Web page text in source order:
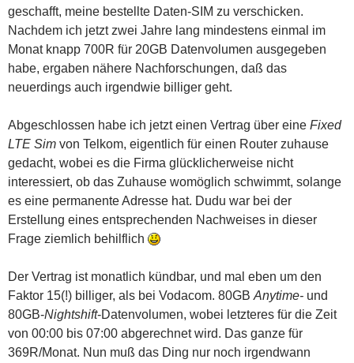
geschafft, meine bestellte Daten-SIM zu verschicken.
Nachdem ich jetzt zwei Jahre lang mindestens einmal im
Monat knapp 700R für 20GB Datenvolumen ausgegeben
habe, ergaben nähere Nachforschungen, daß das
neuerdings auch irgendwie billiger geht.
Abgeschlossen habe ich jetzt einen Vertrag über eine Fixed
LTE Sim von Telkom, eigentlich für einen Router zuhause
gedacht, wobei es die Firma glücklicherweise nicht
interessiert, ob das Zuhause womöglich schwimmt, solange
es eine permanente Adresse hat. Dudu war bei der
Erstellung eines entsprechenden Nachweises in dieser
Frage ziemlich behilflich
Der Vertrag ist monatlich kündbar, und mal eben um den
Faktor 15(!) billiger, als bei Vodacom. 80GB Anytime- und
80GB-Nightshift-Datenvolumen, wobei letzteres für die Zeit
von 00:00 bis 07:00 abgerechnet wird. Das ganze für
369R/Monat. Nun muß das Ding nur noch irgendwann